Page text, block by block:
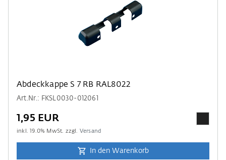
Abdeckkappe S 7 RB RAL8022
Art.Nr.: FKSL0030-012061
1,95 EUR
inkl.19.0% MwSt. zzgl. Versand
In den Warenkorb